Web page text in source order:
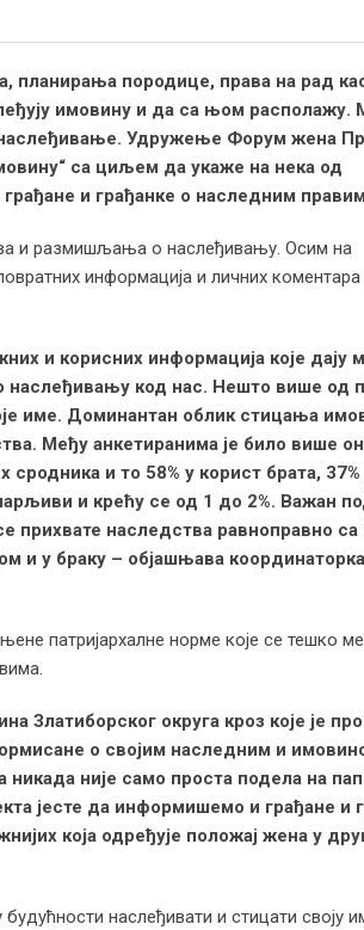
планирања породице, права на рад
имовину и да са њом располажу.
наслеђивање. Удружење Форум жена
са циљем да укаже на нека од
и грађанке о наследним
и размишљања о наслеђивању. Осим на
информација и личних коментара
и корисних информација које дају
наслеђивању код нас. Нешто више од
име. Доминантан облик стицања
Међу анкетиранима је било више
сродника и то 58% у корист брата, 37
и крећу се од 1 до 2%. Важан
прихвате наследства равноправно
и у браку – објашњава координаторка
патријархалне норме које се тешко
Златиборског округа кроз које је п
о својим наследним и
није само проста подела на
јесте да информишемо и грађане и
која одређује положај жена у
наслеђивати и стицати своју